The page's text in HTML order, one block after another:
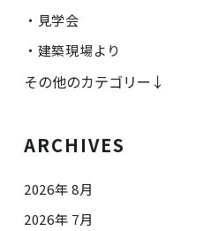
見学会
建築現場より
その他のカテゴリー↓
ARCHIVES
2026年 8月
2026年 7月